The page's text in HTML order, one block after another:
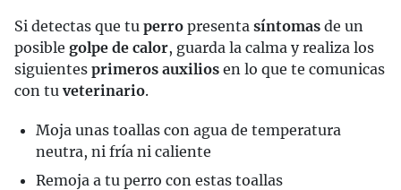
Si detectas que tu perro presenta síntomas de un
posible golpe de calor, guarda la calma y realiza los
siguientes primeros auxilios en lo que te comunicas
con tu veterinario.
Moja unas toallas con agua de temperatura
neutra, ni fría ni caliente
Remoja a tu perro con estas toallas